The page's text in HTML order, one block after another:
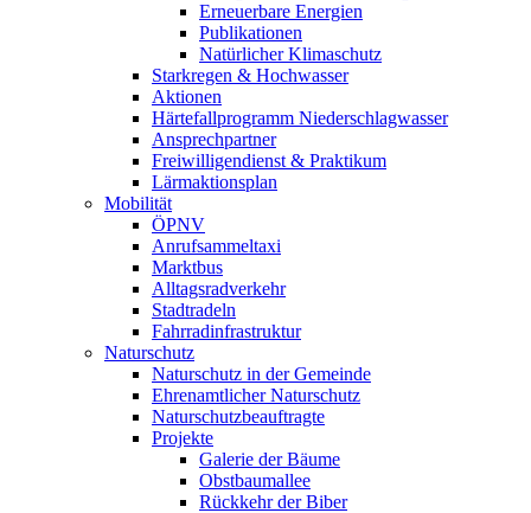
Erneuerbare Energien
Publikationen
Natürlicher Klimaschutz
Starkregen & Hochwasser
Aktionen
Härtefallprogramm Niederschlagwasser
Ansprechpartner
Freiwilligendienst & Praktikum
Lärmaktionsplan
Mobilität
ÖPNV
Anrufsammeltaxi
Marktbus
Alltagsradverkehr
Stadtradeln
Fahrradinfrastruktur
Naturschutz
Naturschutz in der Gemeinde
Ehrenamtlicher Naturschutz
Naturschutzbeauftragte
Projekte
Galerie der Bäume
Obstbaumallee
Rückkehr der Biber